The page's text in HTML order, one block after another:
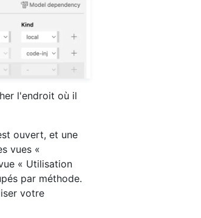
l'endroit où il
ouvert, et une
vues «
« Utilisation
par méthode.
votre